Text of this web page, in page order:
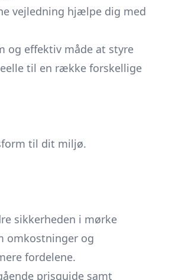
vejledning hjælpe dig med
og effektiv måde at styre
til en række forskellige
til dit miljø.
sikkerheden i mørke
omkostninger og
fordelene.
prisguide samt